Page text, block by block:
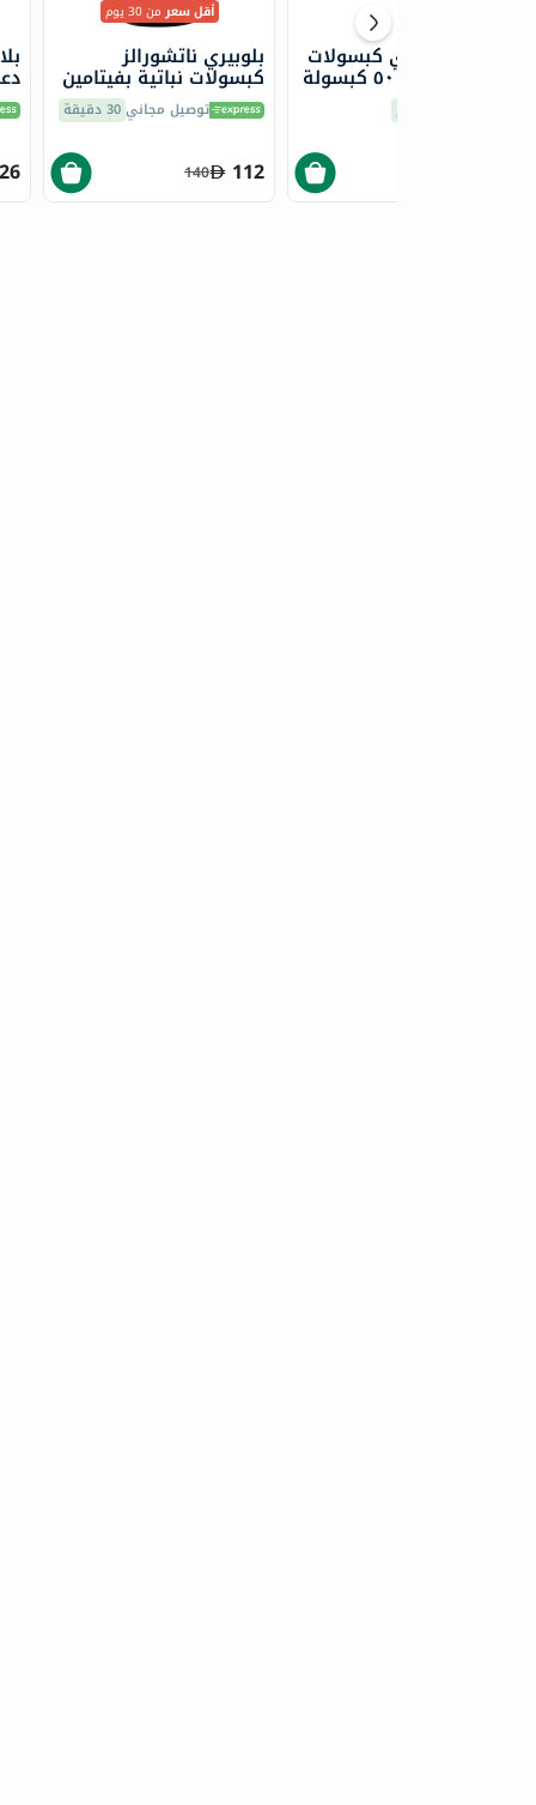
أقل سعرمن 30 يوم
بلوبيري ناتشورالز
كبسولات نباتية بفيتامين
D3 4000 وحدة دولية
لصحة العظام حزمة من
توصيل مجاني30 دقيقة
112
140
نوبال كاميلاري كبسولات
لتغذية الكبد، ٥٠ كبسولة
اليوم